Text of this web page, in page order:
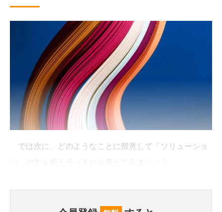
では次に、どのようなことに留意して「ソリューショ